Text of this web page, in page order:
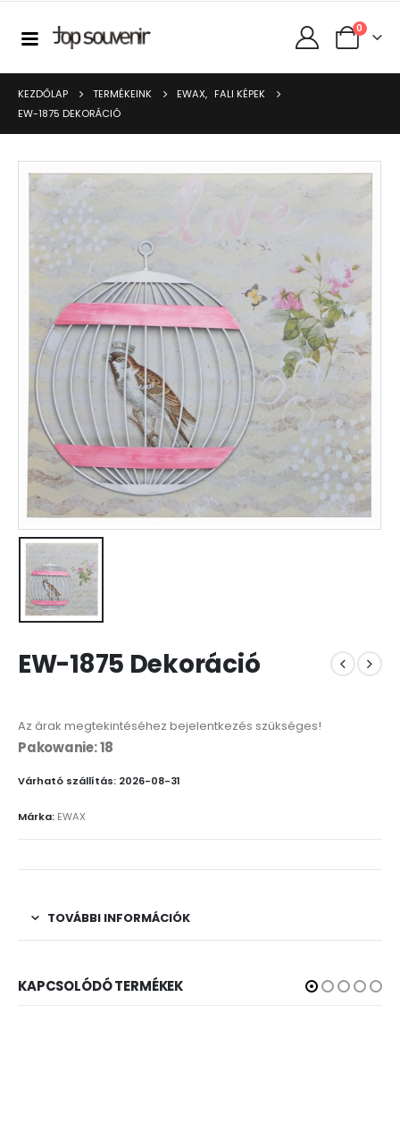
0
KEZDŐLAP TERMÉKEINK EWAX, FALI KÉPEK
EW-1875 DEKORÁCIÓ
EW-1875 Dekoráció
Az árak megtekintéséhez bejelentkezés szükséges!
Pakowanie: 18
Várható szállítás: 2026-08-31
Márka: EWAX
TOVÁBBI INFORMÁCIÓK
KAPCSOLÓDÓ TERMÉKEK